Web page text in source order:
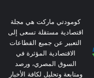
كومودتي ماركت هي مجلة
اقتصادية مستقلة تسعى إلى
التعبير عن جميع القطاعات
الاقتصادية المؤثرة في
السوق المصري، ورصد
ومتابعة وتحليل لكافة الأخبار